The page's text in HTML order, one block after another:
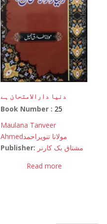
دنیا دارالامتحان ہے
Book Number : 25
Maulana Tanveer
Ahmedمولانا تنویراحمد
Publisher: مشتاق بک کارنر
Read more